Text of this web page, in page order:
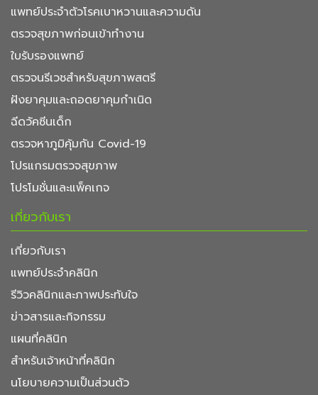
แพทย์ประจำตัวโรคเบาหวานและความดัน
ตรวจสุขภาพก่อนเข้าทำงาน
ใบรับรองแพทย์
ตรวจนรีเวชสำหรับสุขภาพสตรี
ฝังยาคุมและถอดยาคุมกำเนิด
ฉีดวัคซีนเด็ก
ตรวจหาภูมิคุ้มกัน Covid-19
โปรแกรมตรวจสุขภาพ
โปรโมชั่นและแพ็คเกจ
เกี่ยวกับเรา
เกี่ยวกับเรา
แพทย์ประจำคลินิก
รีวิวคลินิกและภาพประทับใจ
ข่าวสารและกิจกรรม
แผนที่คลินิก
สำหรับเจ้าหน้าที่คลินิก
นโยบายความเป็นส่วนตัว